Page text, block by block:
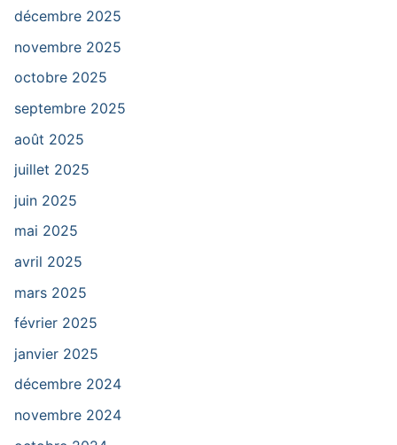
décembre 2025
novembre 2025
octobre 2025
septembre 2025
août 2025
juillet 2025
juin 2025
mai 2025
avril 2025
mars 2025
février 2025
janvier 2025
décembre 2024
novembre 2024